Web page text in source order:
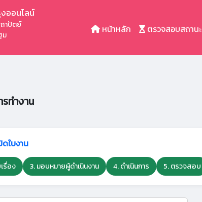
ออนไลน์
าปัตย์
ม
หน้าหลัก ตรวจสอบสถานะ
รทำงาน
ใบงาน
รื่อง 3. มอบหมายผู้ดำเนินงาน 4. ดำเนินการ 5. ตรวจสอบ